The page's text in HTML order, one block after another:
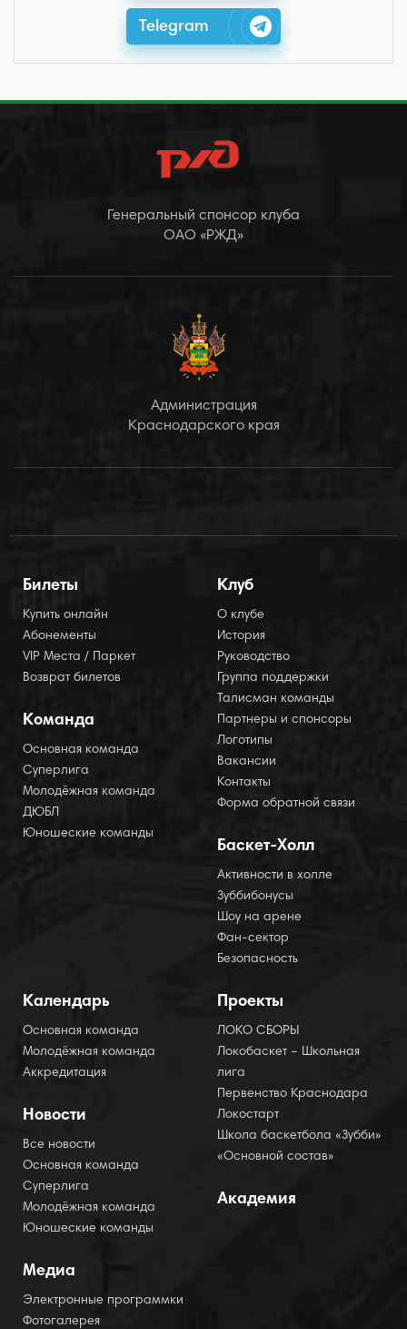
Telegram
Генеральный спонсор клуба
ОАО «РЖД»
Администрация
Краснодарского края
Билеты
Купить онлайн
Абонементы
VIP Места / Паркет
Возврат билетов
Команда
Основная команда
Суперлига
Молодёжная команда
ДЮБЛ
Юношеские команды
Клуб
О клубе
История
Руководство
Группа поддержки
Талисман команды
Партнеры и спонсоры
Логотипы
Вакансии
Контакты
Форма обратной связи
Баскет-Холл
Активности в холле
Зуббибонусы
Шоу на арене
Фан-сектор
Безопасность
Календарь
Основная команда
Молодёжная команда
Аккредитация
Новости
Все новости
Основная команда
Суперлига
Молодёжная команда
Юношеские команды
Медиа
Электронные программки
Фотогалерея
Проекты
ЛОКО СБОРЫ
Локобаскет – Школьная
лига
Первенство Краснодара
Локостарт
Школа баскетбола «Зубби»
«Основной состав»
Академия